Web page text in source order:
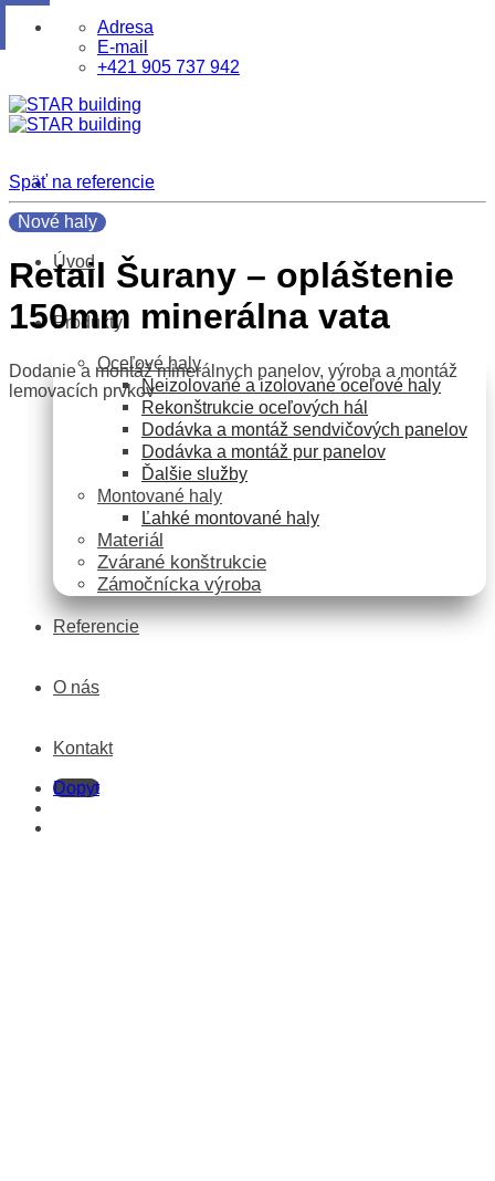
Skip
Adresa
E-mail
+421 905 737 942
Úvod
Produkty
Oceľové haly
Neizolované a izolované oceľové haly
Rekonštrukcie oceľových hál
Dodávka a montáž sendvičových panelov
Dodávka a montáž pur panelov
Ďalšie služby
Montované haly
Ľahké montované haly
Materiál
Zvárané konštrukcie
Zámočnícka výroba
Referencie
O nás
Kontakt
Dopyt
Späť na referencie
Nové haly
Retail Šurany – opláštenie
150mm minerálna vata
Dodanie a montáž minerálnych panelov, výroba a montáž
lemovacích prvkov